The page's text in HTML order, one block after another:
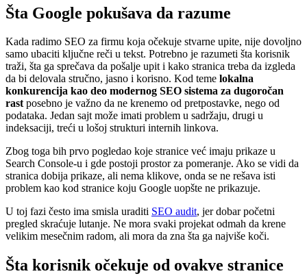
Šta Google pokušava da razume
Kada radimo SEO za firmu koja očekuje stvarne upite, nije dovoljno
samo ubaciti ključne reči u tekst. Potrebno je razumeti šta korisnik
traži, šta ga sprečava da pošalje upit i kako stranica treba da izgleda
da bi delovala stručno, jasno i korisno. Kod teme lokalna
konkurencija kao deo modernog SEO sistema za dugoročan
rastposebno je važno da ne krenemo od pretpostavke, nego od
podataka. Jedan sajt može imati problem u sadržaju, drugi u
indeksaciji, treći u lošoj strukturi internih linkova.
Zbog toga bih prvo pogledao koje stranice već imaju prikaze u
Search Console-u i gde postoji prostor za pomeranje. Ako se vidi da
stranica dobija prikaze, ali nema klikove, onda se ne rešava isti
problem kao kod stranice koju Google uopšte ne prikazuje.
U toj fazi često ima smisla uraditi SEO audit, jer dobar početni
pregled skraćuje lutanje. Ne mora svaki projekat odmah da krene
velikim mesečnim radom, ali mora da zna šta ga najviše koči.
Šta korisnik očekuje od ovakve stranice